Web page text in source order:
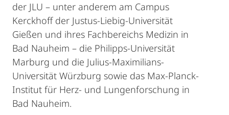
der JLU – unter anderem am Campus
Kerckhoff der Justus-Liebig-Universität
Gießen und ihres Fachbereichs Medizin in
Bad Nauheim – die Philipps-Universität
Marburg und die Julius-Maximilians-
Universität Würzburg sowie das Max-Planck-
Institut für Herz- und Lungenforschung in
Bad Nauheim.